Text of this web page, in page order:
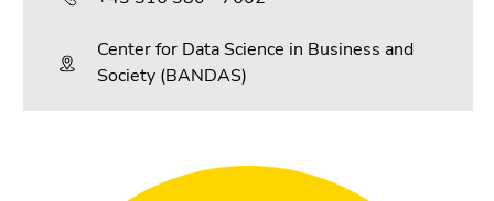
Center for Data Science in Business and
Society (BANDAS)